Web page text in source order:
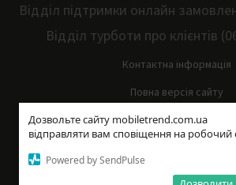
Дозвольте сайту mobiletrend.com.ua
відправляти вам сповіщення на робочий
Powered by SendPulse
Відділ підтримки онлайн
Відділ турботи про клієнтів
Контактна інформація
Повна версія сайту
Мапа сайту
Рус